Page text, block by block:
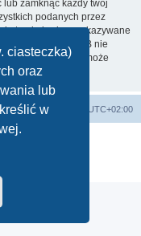
ciasteczka)
oraz
lub
w
zamknąć każdy twój
podanych przez
te nie będą przekazywane
ani phpBB nie
podczas których może
Strefa czasowa UTC+02:00
© phpBB Limited